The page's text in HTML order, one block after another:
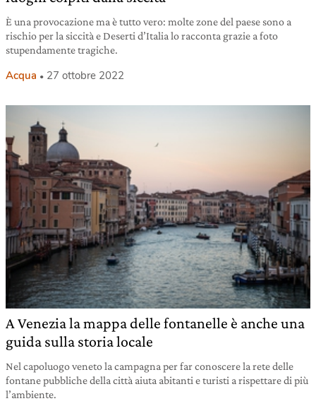
È una provocazione ma è tutto vero: molte zone del paese sono a
rischio per la siccità e Deserti d’Italia lo racconta grazie a foto
stupendamente tragiche.
Acqua 27 ottobre 2022
A Venezia la mappa delle fontanelle è anche una
guida sulla storia locale
Nel capoluogo veneto la campagna per far conoscere la rete delle
fontane pubbliche della città aiuta abitanti e turisti a rispettare di più
l’ambiente.